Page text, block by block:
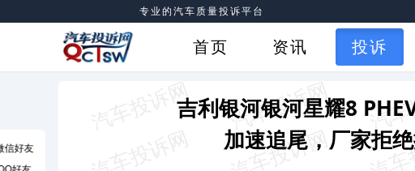
专业的汽车质量投诉平台
首页 资讯 投诉
吉利银河银河星耀8
加速追尾，厂家拒
信好友